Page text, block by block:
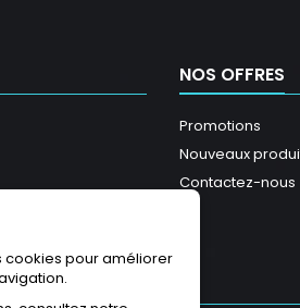
NOS OFFRES
Promotions
Nouveaux
Contactez-nous
cookies pour améliorer